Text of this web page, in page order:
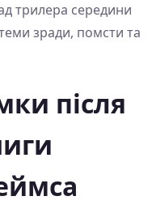
трилера середини
зради, помсти та
після